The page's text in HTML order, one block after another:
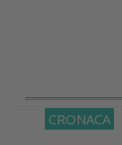
CRONACA